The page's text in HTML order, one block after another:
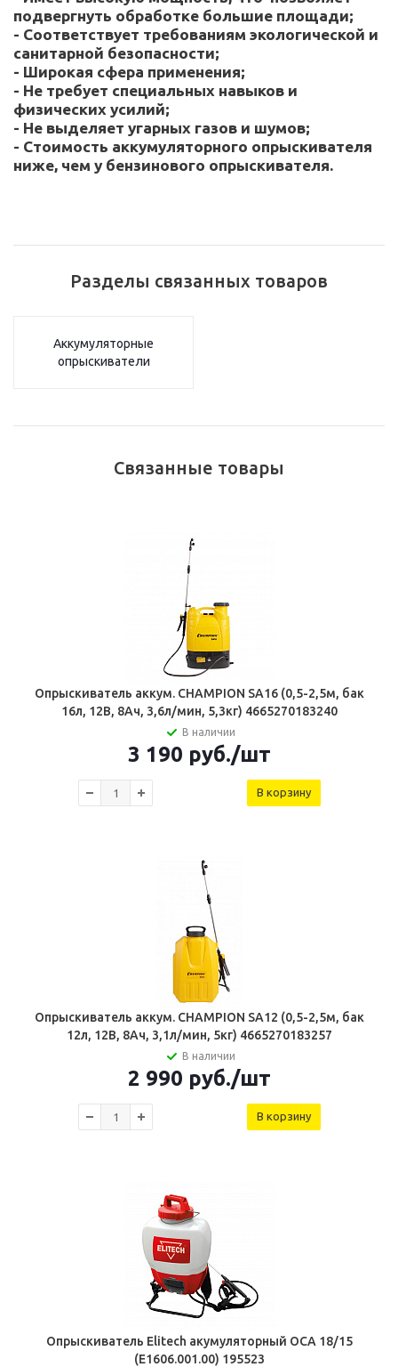
подвергнуть обработке большие площади;
- Соответствует требованиям экологической и
санитарной безопасности;
- Широкая сфера применения;
- Не требует специальных навыков и
физических усилий;
- Не выделяет угарных газов и шумов;
- Стоимость аккумуляторного опрыскивателя
ниже, чем у бензинового опрыскивателя.
Разделы связанных товаров
Аккумуляторные
опрыскиватели
Связанные товары
Опрыскиватель аккум. CHAMPION SA16 (0,5-2,5м, бак
16л, 12В, 8Ач, 3,6л/мин, 5,3кг) 4665270183240
В наличии
3 190 руб./шт
В корзину
Опрыскиватель аккум. CHAMPION SA12 (0,5-2,5м, бак
12л, 12В, 8Ач, 3,1л/мин, 5кг) 4665270183257
В наличии
2 990 руб./шт
В корзину
Опрыскиватель Elitech акумуляторный ОСА 18/15
(Е1606.001.00) 195523